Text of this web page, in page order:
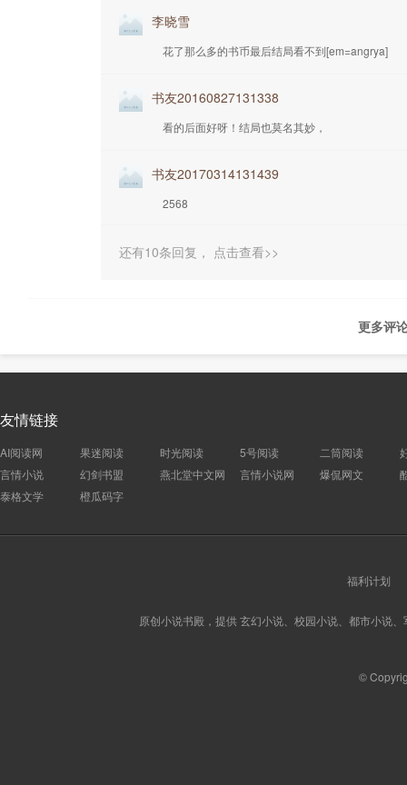
李晓雪
花了那么多的书币最后结局看不到[em=angrya]
书友20160827131338
看的后面好呀！结局也莫名其妙，
书友20170314131439
2568
还有10条回复， 点击查看>>
更多评
友情链接
AI阅读网 果迷阅读 时光阅读 5号阅读 二筒阅读
言情小说
幻剑书盟 燕北堂中文网 言情小说网 爆侃网文
泰格文学
橙瓜码字
福利计划
原创小说书殿，提供 玄幻小说、校园小说、都市小说
©